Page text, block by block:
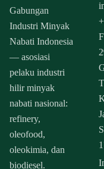
Gabungan
Industri Minyak
Nabati Indonesia
— asosiasi
pelaku industri
hilir minyak
nabati nasional:
refinery,
oleofood,
oleokimia, dan
biodiesel.